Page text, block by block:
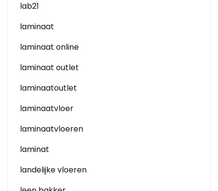
lab21
laminaat
laminaat online
laminaat outlet
laminaatoutlet
laminaatvloer
laminaatvloeren
laminat
landelijke vloeren